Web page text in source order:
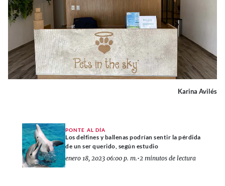
Karina Avilés
PONTE AL DÍA
Los delfines y ballenas podrían sentir la pérdida
de un ser querido, según estudio
enero 18, 2023 06:00 p. m.•2 minutos de lectura